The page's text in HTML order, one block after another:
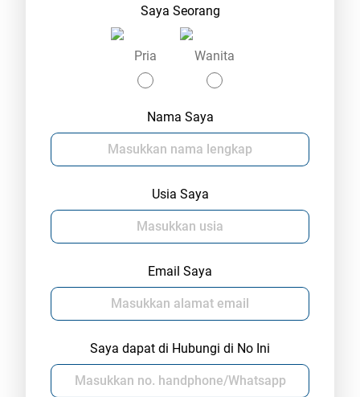
Saya Seorang
Pria Wanita
Nama Saya
Usia Saya
Email Saya
Saya dapat di Hubungi di No Ini